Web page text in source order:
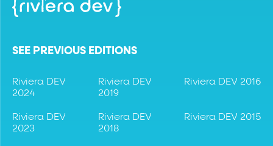
SEE PREVIOUS EDITIONS
Riviera DEV
2024
Riviera DEV
2023
Riviera DEV
2019
Riviera DEV
2018
Riviera DEV 2016
Riviera DEV 2015